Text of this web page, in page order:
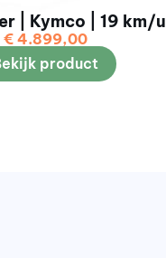
| Kymco | 19 km/u
€4.899,00
product